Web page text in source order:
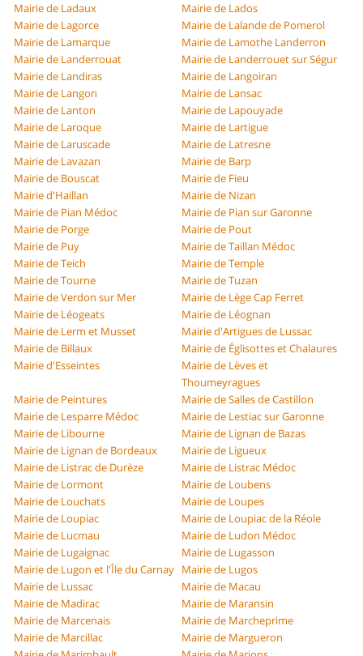
Mairie de Ladaux
Mairie de Lados
Mairie de Lagorce
Mairie de Lalande de Pomerol
Mairie de Lamarque
Mairie de Lamothe Landerron
Mairie de Landerrouat
Mairie de Landerrouet sur Ségur
Mairie de Landiras
Mairie de Langoiran
Mairie de Langon
Mairie de Lansac
Mairie de Lanton
Mairie de Lapouyade
Mairie de Laroque
Mairie de Lartigue
Mairie de Laruscade
Mairie de Latresne
Mairie de Lavazan
Mairie de Barp
Mairie de Bouscat
Mairie de Fieu
Mairie d'Haillan
Mairie de Nizan
Mairie de Pian Médoc
Mairie de Pian sur Garonne
Mairie de Porge
Mairie de Pout
Mairie de Puy
Mairie de Taillan Médoc
Mairie de Teich
Mairie de Temple
Mairie de Tourne
Mairie de Tuzan
Mairie de Verdon sur Mer
Mairie de Lège Cap Ferret
Mairie de Léogeats
Mairie de Léognan
Mairie de Lerm et Musset
Mairie d'Artigues de Lussac
Mairie de Billaux
Mairie de Églisottes et Chalaures
Mairie d'Esseintes
Mairie de Lèves et
Thoumeyragues
Mairie de Peintures
Mairie de Salles de Castillon
Mairie de Lesparre Médoc
Mairie de Lestiac sur Garonne
Mairie de Libourne
Mairie de Lignan de Bazas
Mairie de Lignan de Bordeaux
Mairie de Ligueux
Mairie de Listrac de Durèze
Mairie de Listrac Médoc
Mairie de Lormont
Mairie de Loubens
Mairie de Louchats
Mairie de Loupes
Mairie de Loupiac
Mairie de Loupiac de la Réole
Mairie de Lucmau
Mairie de Ludon Médoc
Mairie de Lugaignac
Mairie de Lugasson
Mairie de Lugon et l'Île du Carnay Mairie de Lugos
Mairie de Lussac
Mairie de Macau
Mairie de Madirac
Mairie de Maransin
Mairie de Marcenais
Mairie de Marcheprime
Mairie de Marcillac
Mairie de Margueron